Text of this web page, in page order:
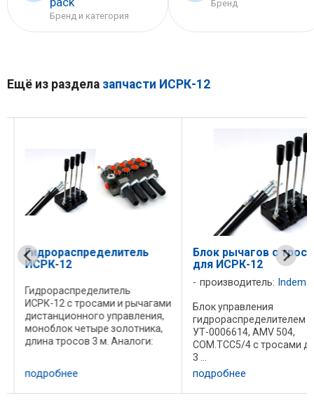
Бренд и категория
Бренд
Ещё из раздела запчасти ИСРК-12
Гидрораспределитель
ИСРК-12
Гидрораспределитель
ИСРК-12 с тросами и рычагами
дистанционного управления,
моноблок четыре золотника,
длина тросов 3 м. Аналоги:
COM.TCC5/4 Порты: Р, Т - 1/2",
А, В - 3/8" 3 секци золотники с
пружинным возвратом в
подробнее
Блок рычагов с
для ИСРК-12
производитель: Indemar
Блок управления
гидрораспределителем
УТ-0006614, AMV 504,
COM.TCC5/4 с тросами
3 ...
подробнее